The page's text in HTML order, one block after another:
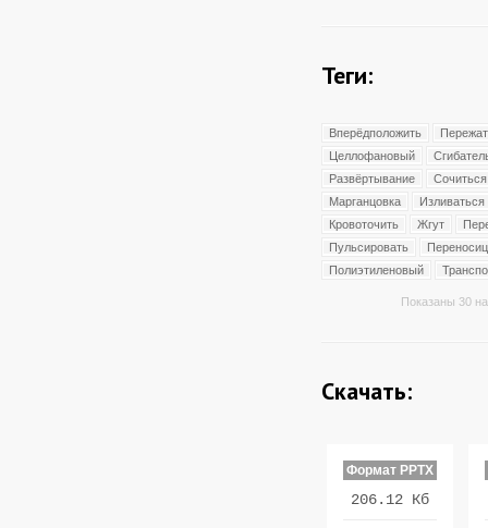
Теги:
Вперёдположить
Целлофановый
Развёртывание
Сочиться
Марганцовка
Изливаться
Кровоточить
Жгут
Пульсировать
Полиэтиленовый
Показаны 30
Скачать:
Формат PPTX
206.12 Кб